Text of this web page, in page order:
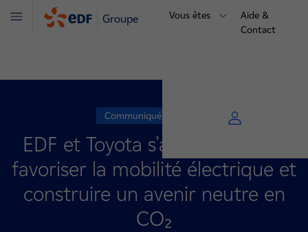
Groupe Vous êtes
Aide &
Contact
Menu
Communiqué de presse
EDF et Toyota s’associent pour
favoriser la mobilité électrique et
construire un avenir neutre en
CO₂